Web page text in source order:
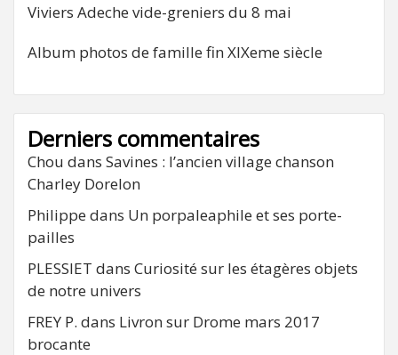
Viviers Adeche vide-greniers du 8 mai
Album photos de famille fin XIXeme siècle
Derniers commentaires
Chou dans Savines : l’ancien village chanson
Charley Dorelon
Philippe dans Un porpaleaphile et ses porte-
pailles
PLESSIET dans Curiosité sur les étagères objets
de notre univers
FREY P. dans Livron sur Drome mars 2017
brocante